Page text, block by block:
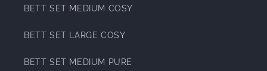
BETT SET MEDIUM COSY
BETT SET LARGE COSY
BETT SET MEDIUM PURE